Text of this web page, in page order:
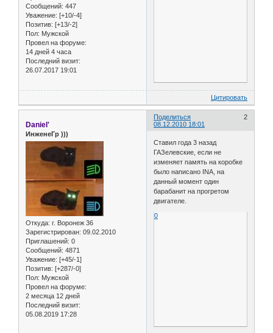
Сообщений: 447
Уважение: [+10/-4]
Позитив: [+13/-2]
Пол: Мужской
Провел на форуме:
14 дней 4 часа
Последний визит:
26.07.2017 19:01
Цитировать
Поделиться
2
08.12.2010 18:01
Daniel'
ИнженеГр )))
Откуда: г. Воронеж 36
Зарегистрирован: 09.02.2010
Приглашений: 0
Сообщений: 4871
Уважение: [+45/-1]
Позитив: [+287/-0]
Пол: Мужской
Провел на форуме:
2 месяца 12 дней
Последний визит:
05.08.2019 17:28
Ставил года 3 назад
ГАЗелевские, если не
изменяет память на коробке
было написано INA, на
данный момент один
барабанит на прогретом
двигателе.
0